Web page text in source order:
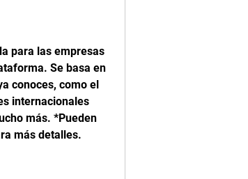
para las empresas
Se basa en
conoces, como el
internacionales
más. *Pueden
más detalles.